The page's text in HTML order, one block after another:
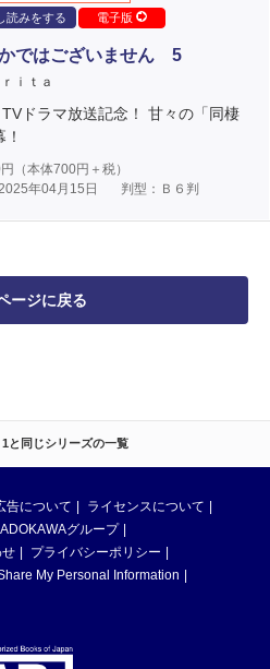
と同じシリーズの一覧
読みをする
電子版
ではございません 5
ｉｔａ
ドラマ放送記念！ 甘々の「同棲
円（本体700円＋税）
年04月15日
判型：Ｂ６判
ージに戻る
告について
ライセンスについて
グループ
せ
プライバシーポリシー
My Personal Information